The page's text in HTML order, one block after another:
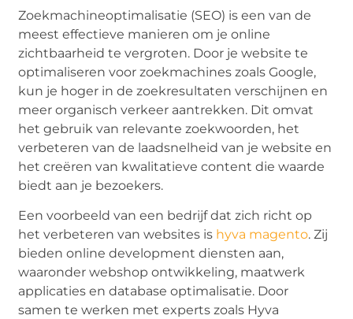
Zoekmachineoptimalisatie (SEO) is een van de
meest effectieve manieren om je online
zichtbaarheid te vergroten. Door je website te
optimaliseren voor zoekmachines zoals Google,
kun je hoger in de zoekresultaten verschijnen en
meer organisch verkeer aantrekken. Dit omvat
het gebruik van relevante zoekwoorden, het
verbeteren van de laadsnelheid van je website en
het creëren van kwalitatieve content die waarde
biedt aan je bezoekers.
Een voorbeeld van een bedrijf dat zich richt op
het verbeteren van websites is hyva magento. Zij
bieden online development diensten aan,
waaronder webshop ontwikkeling, maatwerk
applicaties en database optimalisatie. Door
samen te werken met experts zoals Hyva